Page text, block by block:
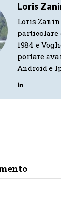
Loris
Loris
particolare
1984 e
portare
Android e